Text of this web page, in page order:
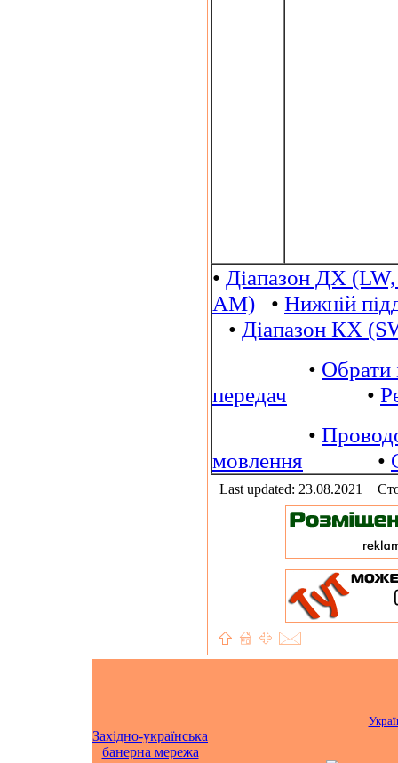
• Діапазон ДХ
AM) • Нижній
• Діапазон КХ
• Обрати
передач •
•
мовлення •
Last updated: 23.08.2021
Західно-українська
банерна мережа